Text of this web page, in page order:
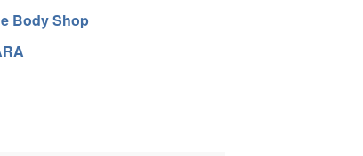
Body Shop